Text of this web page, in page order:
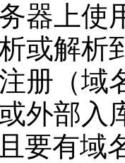
器上使
或解析
册（域
外部入
要有域